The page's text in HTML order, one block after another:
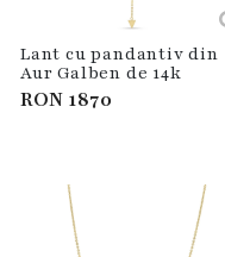
Lant cu pandantiv din
Aur Galben de 14k
RON1870